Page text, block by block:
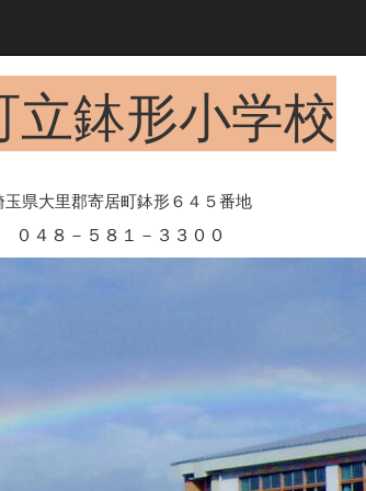
立鉢形小学校
玉県大里郡寄居町鉢形６４５番地
０４８－５８１－３３００